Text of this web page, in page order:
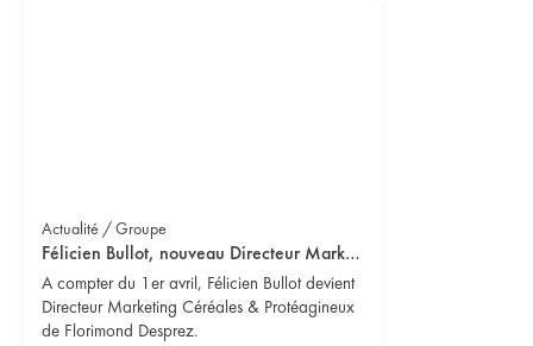
Actualité / Groupe
Félicien Bullot, nouveau Directeur Marketing Céréales & Protéagineux
A compter du 1er avril, Félicien Bullot devient
Directeur Marketing Céréales & Protéagineux
de Florimond Desprez.